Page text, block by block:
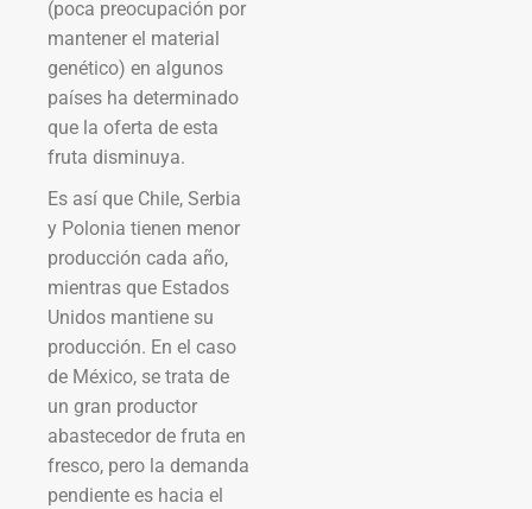
(poca preocupación por
mantener el material
genético) en algunos
países ha determinado
que la oferta de esta
fruta disminuya.
Es así que Chile, Serbia
y Polonia tienen menor
producción cada año,
mientras que Estados
Unidos mantiene su
producción. En el caso
de México, se trata de
un gran productor
abastecedor de fruta en
fresco, pero la demanda
pendiente es hacia el